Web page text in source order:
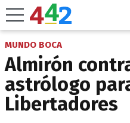
MUNDO BOCA
Almirón
astrólogo
Libertadores